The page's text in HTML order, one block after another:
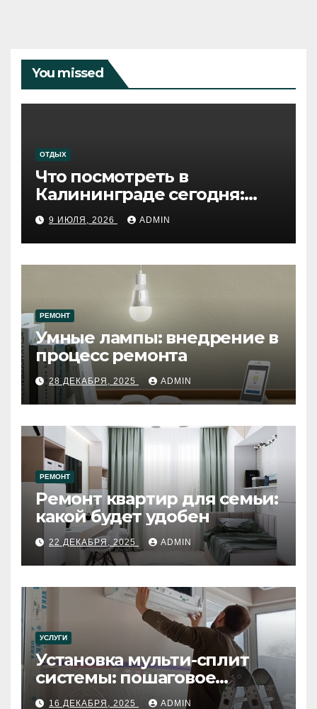
You missed
ОТДЫХ
Что посмотреть в
Калининграде сегодня:
путеводитель по самому
западному городу России
9 ИЮЛЯ, 2026 ADMIN
РЕМОНТ
Умные лампы: внедрение в
процесс ремонта
28 ДЕКАБРЯ, 2025 ADMIN
РЕМОНТ
Ремонт квартир для семьи:
какой будет удобен
22 ДЕКАБРЯ, 2025 ADMIN
УСЛУГИ
Установка мульти-сплит
системы: пошаговое
руководство
16 ДЕКАБРЯ, 2025 ADMIN